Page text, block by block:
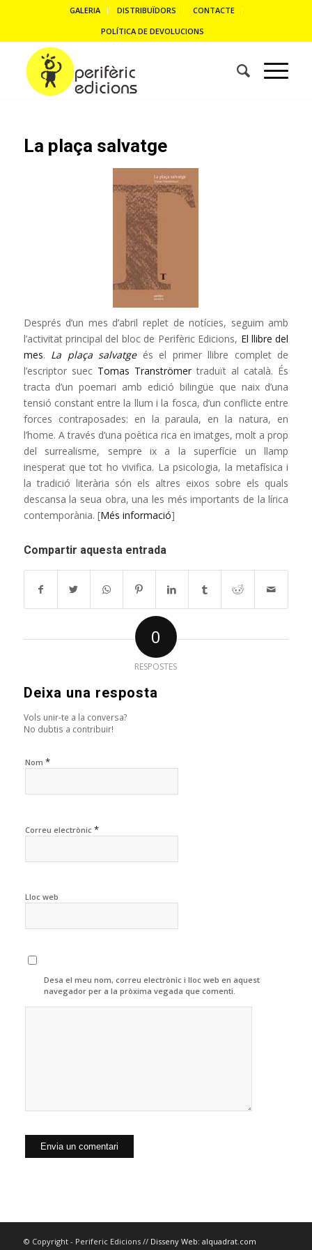
GALERIA DISTRIBUÏDORS
CONTACTE
POLÍTICA DE DEVOLUCIONS
La plaça salvatge
Després d’un mes d’abril replet de notícies, seguim amb
l’activitat principal del bloc de Perifèric Edicions, El llibre del
mes. La plaça salvatgeés el primer llibre complet de
l’escriptor suec Tomas Tranströmertraduït al català. És
tracta d’un poemari amb edició bilingüe que naix d’una
tensió constant entre la llum i la fosca, d’un conflicte entre
forces contraposades: en la paraula, en la natura, en
l’home. A través d’una poètica rica en imatges, molt a prop
del surrealisme, sempre ix a la superfície un llamp
inesperat que tot ho vivifica. La psicologia, la metafísica i
la tradició literària són els altres eixos sobre els quals
descansa la seua obra, una les més importants de la lírica
contemporània. [Més informació]
Compartir aquesta entrada
0
RESPOSTES
Deixa una resposta
Vols unir-te a la conversa?
No dubtis a contribuir!
Nom *
Correu electrònic *
Lloc web
Desa el meu nom, correu electrònic i lloc web en aquest
navegador per a la pròxima vegada que comenti.
© Copyright - Periferic Edicions // Disseny Web: alquadrat.com